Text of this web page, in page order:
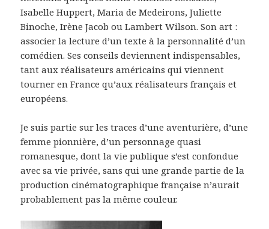
Isabelle Huppert, Maria de Medeirons, Juliette
Binoche, Irène Jacob ou Lambert Wilson. Son art :
associer la lecture d’un texte à la personnalité d’un
comédien. Ses conseils deviennent indispensables,
tant aux réalisateurs américains qui viennent
tourner en France qu’aux réalisateurs français et
européens.
Je suis partie sur les traces d’une aventurière, d’une
femme pionnière, d’un personnage quasi
romanesque, dont la vie publique s’est confondue
avec sa vie privée, sans qui une grande partie de la
production cinématographique française n’aurait
probablement pas la même couleur.